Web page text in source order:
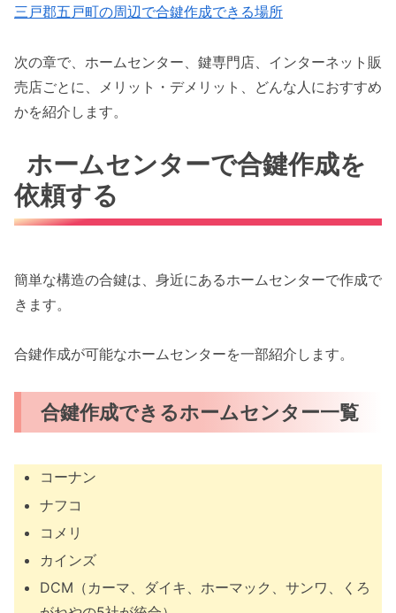
三戸郡五戸町の周辺で合鍵作成できる場所
次の章で、ホームセンター、鍵専門店、インターネット販
売店ごとに、メリット・デメリット、どんな人におすすめ
かを紹介します。
ホームセンターで合鍵作成を
依頼する
簡単な構造の合鍵は、身近にあるホームセンターで作成で
きます。
合鍵作成が可能なホームセンターを一部紹介します。
合鍵作成できるホームセンター一覧
コーナン
ナフコ
コメリ
カインズ
DCM（カーマ、ダイキ、ホーマック、サンワ、くろ